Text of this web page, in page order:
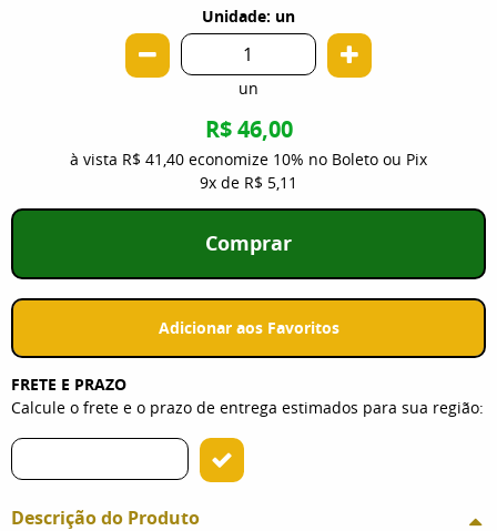
Unidade: un
un
R$ 46,00
à vista R$ 41,40 economize 10% no Boleto ou Pix
9x de R$ 5,11
Comprar
Adicionar aos Favoritos
FRETE E PRAZO
Calcule o frete e o prazo de entrega estimados para sua região:
Descrição do Produto